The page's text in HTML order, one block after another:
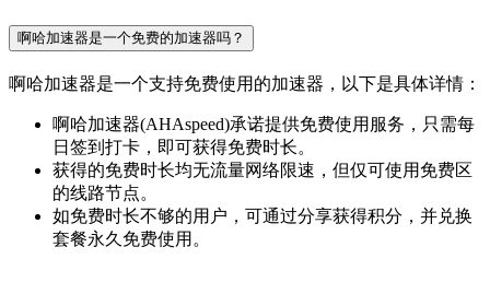
啊哈加速器是一个免费的加速器吗？
啊哈加速器是一个支持免费使用的加速器，以下是具体详情：
啊哈加速器(AHAspeed)承诺提供免费使用服务，只需每
日签到打卡，即可获得免费时长。
获得的免费时长均无流量网络限速，但仅可使用免费区
的线路节点。
如免费时长不够的用户，可通过分享获得积分，并兑换
套餐永久免费使用。